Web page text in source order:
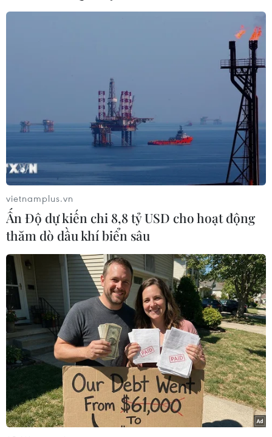
Nhu cầu đi lại hàng không và xe khách đã sụt giảm do người
dân lo ngại nguy cơ lây nhiễm virus corona (2019-nCoV) đang
có diễn biến phức tạp. (Ảnh: Phan Công/Vietnam+)
Dịch viêm phổi cấp do virus corona (2019-nCoV)
gây ra khiến kết quả sản xuất, doanh thu của
các doanh nghiệp trong lĩnh vực giao thông bị
ảnh hưởng nghiêm trọng.
Ông Dương Trí Thành, Tổng giám đốc Vietnam
Airlines, cho biết dịch bệnh virus corona đã làm
giảm đáng kể nhu cầu đi lại của khách du lịch
trong nước và quốc tế trong mạng bay của
Vietnam Airlines.
“Đường bay Trung Quốc chiếm 10% thị phần
bay của Vietnam Airlines. Do đó, việc tạm dừng
các chuyến bay của hãng đến/đi từ Trung Quốc
sẽ ảnh hưởng trực tiếp đến 70.000 du khách di
chuyển mỗi tháng giữa hai quốc gia, chưa kể
khách nối chuyến qua Trung Quốc cũng bị ảnh
hưởng,” ông Thành cho hay.
Ông Thành cũng đưa ra kế hoạch theo giả định
vietnamplus.vn
Ấn Độ dự kiến chi 8,8 tỷ USD cho hoạt động
thăm dò dầu khí biển sâu